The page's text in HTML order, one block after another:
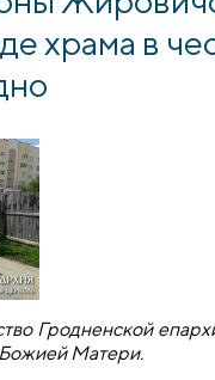
храма в
Гродненской
Матери.